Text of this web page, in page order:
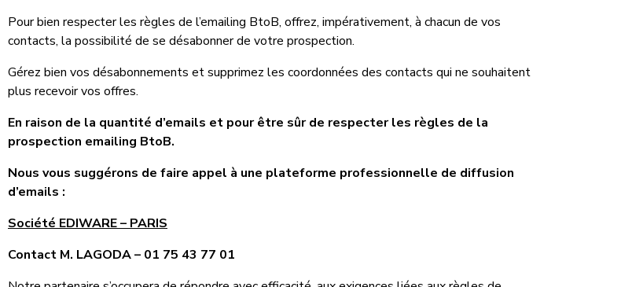
Pour bien respecter les règles de l’emailing BtoB, offrez, impérativement, à chacun de vos
contacts, la possibilité de se désabonner de votre prospection.
Gérez bien vos désabonnements et supprimez les coordonnées des contacts qui ne souhaitent
plus recevoir vos offres.
En raison de la quantité d’emails et pour être sûr de respecter les règles de la
prospection emailing BtoB.
Nous vous suggérons de faire appel à une plateforme professionnelle de diffusion
d’emails :
Société EDIWARE – PARIS
Contact M. LAGODA – 01 75 43 77 01